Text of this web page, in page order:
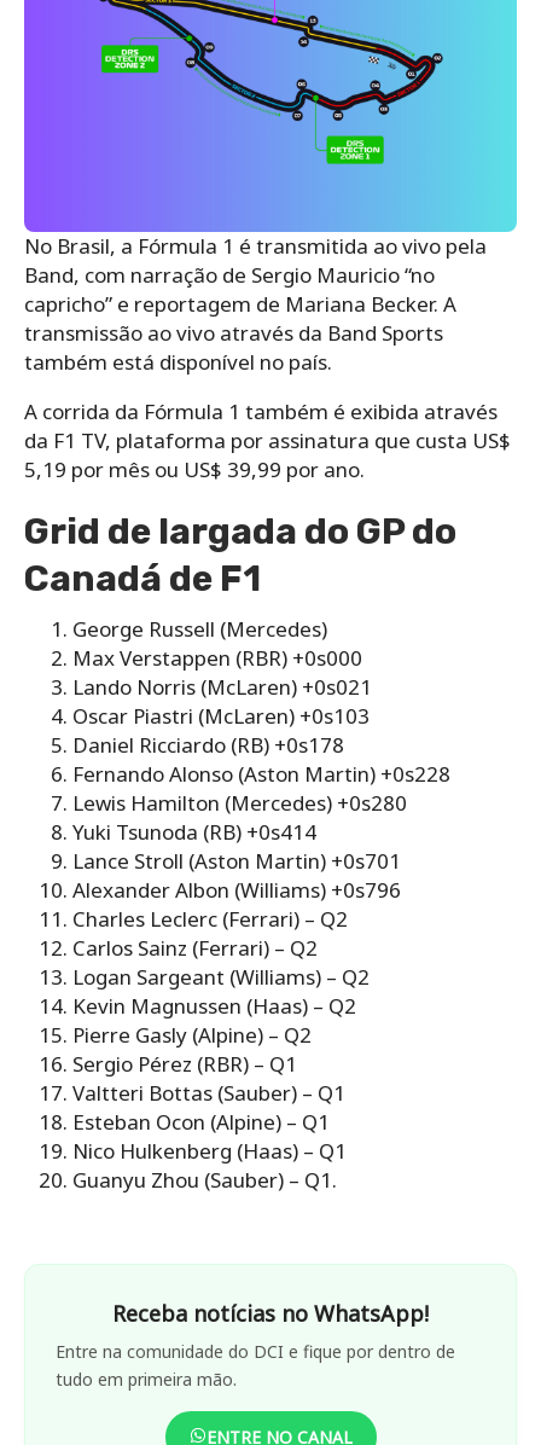
No Brasil, a Fórmula 1 é transmitida ao vivo pela
Band, com narração de Sergio Mauricio “no
capricho” e reportagem de Mariana Becker. A
transmissão ao vivo através da Band Sports
também está disponível no país.
A corrida da Fórmula 1 também é exibida através
da F1 TV, plataforma por assinatura que custa US$
5,19 por mês ou US$ 39,99 por ano.
Grid de largada do GP do
Canadá de F1
George Russell (Mercedes)
Max Verstappen (RBR) +0s000
Lando Norris (McLaren) +0s021
Oscar Piastri (McLaren) +0s103
Daniel Ricciardo (RB) +0s178
Fernando Alonso (Aston Martin) +0s228
Lewis Hamilton (Mercedes) +0s280
Yuki Tsunoda (RB) +0s414
Lance Stroll (Aston Martin) +0s701
Alexander Albon (Williams) +0s796
Charles Leclerc (Ferrari) – Q2
Carlos Sainz (Ferrari) – Q2
Logan Sargeant (Williams) – Q2
Kevin Magnussen (Haas) – Q2
Pierre Gasly (Alpine) – Q2
Sergio Pérez (RBR) – Q1
Valtteri Bottas (Sauber) – Q1
Esteban Ocon (Alpine) – Q1
Nico Hulkenberg (Haas) – Q1
Guanyu Zhou (Sauber) – Q1.
Receba notícias no WhatsApp!
Entre na comunidade do DCI e fique por dentro de
tudo em primeira mão.
ENTRE NO CANAL